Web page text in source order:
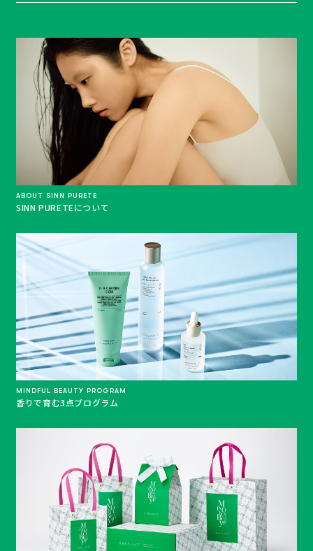
ABOUT SINN PURETE
SINN PURETEについて
MINDFUL BEAUTY PROGRAM
香りで育む3点プログラム